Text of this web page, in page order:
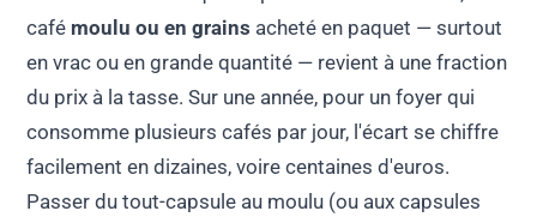
café moulu ou en grains acheté en paquet — surtout
en vrac ou en grande quantité — revient à une fraction
du prix à la tasse. Sur une année, pour un foyer qui
consomme plusieurs cafés par jour, l'écart se chiffre
facilement en dizaines, voire centaines d'euros.
Passer du tout-capsule au moulu (ou aux capsules